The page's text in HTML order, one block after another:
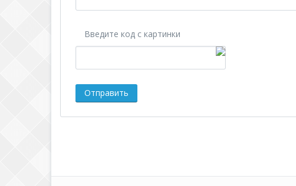
Введите код с картинки